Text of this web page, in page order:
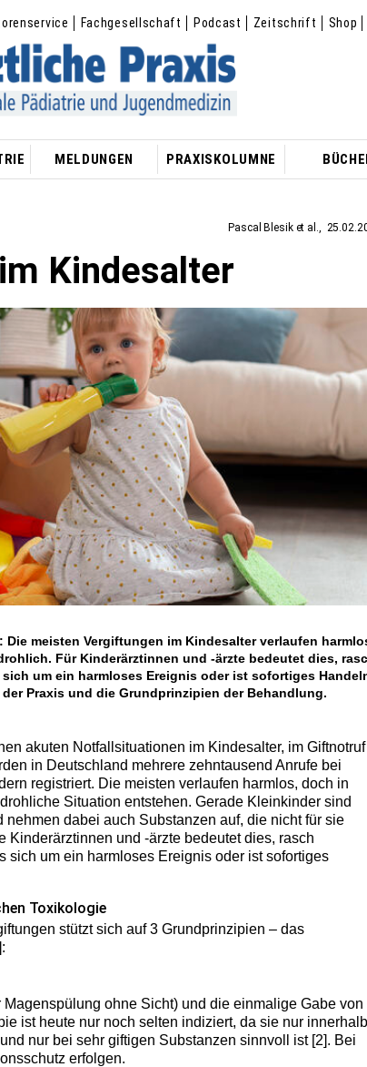
Fachgesellschaft Podcast Zeitschrift Shop
MELDUNGEN PRAXISKOLUMNE
Pascal Blesik et al.
Kindesalter
Die meisten Vergiftungen im Kindesalter verlaufen
Für Kinderärztinnen und -ärzte bedeutet dies,
um ein harmloses Ereignis oder ist sofortiges
Praxis und die Grundprinzipien der Behandlung.
akuten Notfallsituationen im Kindesalter, im Giftnotruf
in Deutschland mehrere zehntausend Anrufe bei
registriert. Die meisten verlaufen harmlos, doch in
Situation entstehen. Gerade Kleinkinder sind
dabei auch Substanzen auf, die nicht für sie
Kinderärztinnen und -ärzte bedeutet dies, rasch
sich um ein harmloses Ereignis oder ist sofortiges
Toxikologie
stützt sich auf 3 Grundprinzipien – das
ohne Sicht) und die einmalige Gabe von
ist heute nur noch selten indiziert, da sie nur innerhalb
nur bei sehr giftigen Substanzen sinnvoll ist [2]. Bei
erfolgen.